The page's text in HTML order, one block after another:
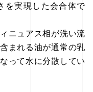
を実現した会合体で
ニュアス相が洗い流
まれる油が通常の乳
って水に分散してい